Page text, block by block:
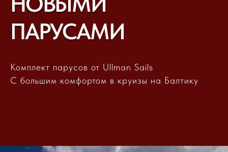
ПАРУСАМИ
Комплект парусов от Ullman Sails
С большим комфортом в круизы на Балтику